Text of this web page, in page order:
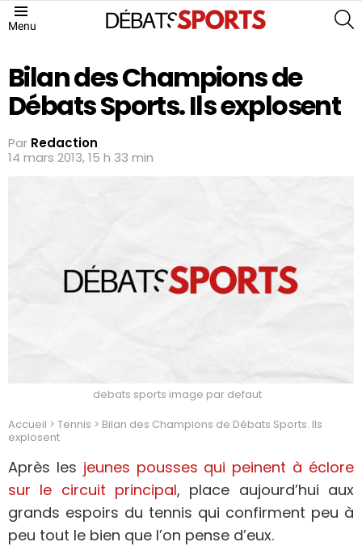
Menu
Bilan des Champions de
Débats Sports. Ils explosent
Par Redaction
14 mars 2013, 15 h 33 min
debats sports image par defaut
Accueil > Tennis > Bilan des Champions de Débats Sports. Ils
explosent
Après les jeunes pousses qui peinent à éclore
sur le circuit principal, place aujourd’hui aux
grands espoirs du tennis qui confirment peu à
peu tout le bien que l’on pense d’eux.